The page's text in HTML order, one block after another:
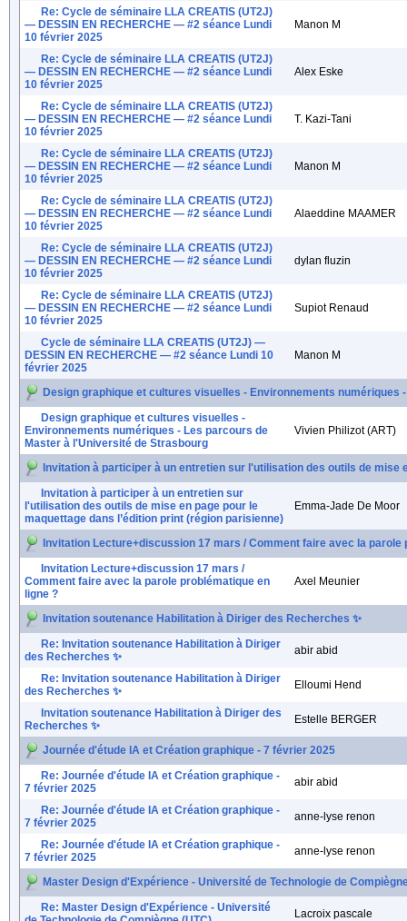
Re: Cycle de séminaire LLA CREATIS (UT2J)
— DESSIN EN RECHERCHE — #2 séance Lundi
10 février 2025
Manon M
Re: Cycle de séminaire LLA CREATIS (UT2J)
— DESSIN EN RECHERCHE — #2 séance Lundi
10 février 2025
Alex Eske
Re: Cycle de séminaire LLA CREATIS (UT2J)
— DESSIN EN RECHERCHE — #2 séance Lundi
10 février 2025
T. Kazi-Tani
Re: Cycle de séminaire LLA CREATIS (UT2J)
— DESSIN EN RECHERCHE — #2 séance Lundi
10 février 2025
Manon M
Re: Cycle de séminaire LLA CREATIS (UT2J)
— DESSIN EN RECHERCHE — #2 séance Lundi
10 février 2025
Alaeddine MAAMER
Re: Cycle de séminaire LLA CREATIS (UT2J)
— DESSIN EN RECHERCHE — #2 séance Lundi
10 février 2025
dylan fluzin
Re: Cycle de séminaire LLA CREATIS (UT2J)
— DESSIN EN RECHERCHE — #2 séance Lundi
10 février 2025
Supiot Renaud
Cycle de séminaire LLA CREATIS (UT2J) —
DESSIN EN RECHERCHE — #2 séance Lundi 10
février 2025
Manon M
Design graphique et cultures visuelles - Environnements
Design graphique et cultures visuelles -
Environnements numériques - Les parcours de
Master à l'Université de Strasbourg
Vivien Philizot (ART)
Invitation à participer à un entretien sur l'utilisation des outils de mise
Invitation à participer à un entretien sur
l'utilisation des outils de mise en page pour le
maquettage dans l’édition print (région parisienne)
Emma-Jade De Moor
Invitation Lecture+discussion 17 mars / Comment faire avec la parole
Invitation Lecture+discussion 17 mars /
Comment faire avec la parole problématique en
ligne ?
Axel Meunier
Invitation soutenance Habilitation à Diriger des Recherches ✨
Re: Invitation soutenance Habilitation à Diriger
des Recherches ✨
abir abid
Re: Invitation soutenance Habilitation à Diriger
des Recherches ✨
Elloumi Hend
Invitation soutenance Habilitation à Diriger des
Recherches ✨
Estelle BERGER
Journée d'étude IA et Création graphique - 7 février 2025
Re: Journée d'étude IA et Création graphique -
7 février 2025
abir abid
Re: Journée d'étude IA et Création graphique -
7 février 2025
anne-lyse renon
Re: Journée d'étude IA et Création graphique -
7 février 2025
anne-lyse renon
Master Design d'Expérience - Université de Technologie de
Re: Master Design d'Expérience - Université
Lacroix pascale